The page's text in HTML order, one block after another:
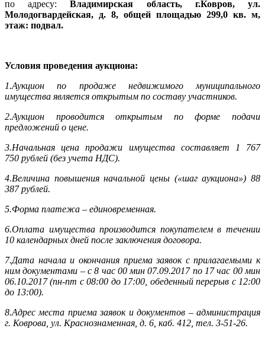
по адресу:Владимирская область, г.Ковров, ул.
Молодогвардейская, д. 8, общей площадью 299,0 кв. м,
этаж: подвал.
Условия проведения аукциона:
1.Аукцион по продаже недвижимого муниципального
имущества является открытым по составу участников.
2.Аукцион проводится открытым по форме подачи
предложений о цене.
3.Начальная цена продажи имущества составляет 1 767
750 рублей (без учета НДС).
4.Величина повышения начальной цены («шаг аукциона») 88
387 рублей.
5.Форма платежа – единовременная.
6.Оплата имущества производится покупателем в течении
10 календарных дней после заключения договора.
7.Дата начала и окончания приема заявок с прилагаемыми к
ним документами – с 8 час 00 мин 07.09.2017 по 17 час 00 мин
06.10.2017 (пн-пт с 08:00 до 17:00, обеденный перерыв с 12:00
до 13:00).
8.Адрес места приема заявок и документов – администрация
г. Коврова, ул. Краснознаменная, д. 6, каб. 412, тел. 3-51-26.